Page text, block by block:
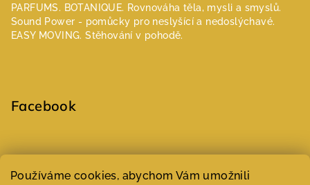
Používáme cookies, abychom Vám umožnili
PARFUMS. BOTANIQUE. Rovnováha těla, mysli a smyslů.
Sound Power - pomůcky pro neslyšící a nedoslýchavé.
EASY MOVING. Stěhování v pohodě.
Facebook